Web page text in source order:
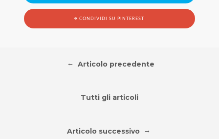
CONDIVIDI SU PINTEREST
← Articolo precedente
Tutti gli articoli
Articolo successivo →